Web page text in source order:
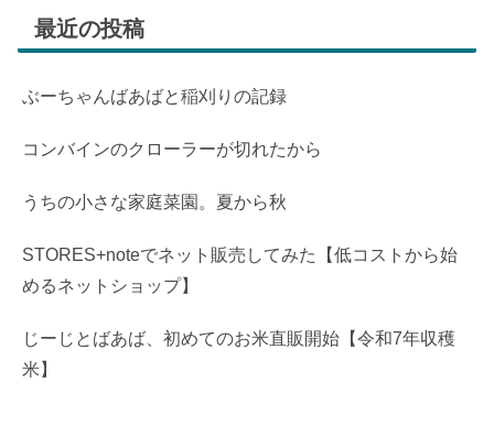
最近の投稿
ぶーちゃんばあばと稲刈りの記録
コンバインのクローラーが切れたから
うちの小さな家庭菜園。夏から秋
STORES+noteでネット販売してみた【低コストから始
めるネットショップ】
じーじとばあば、初めてのお米直販開始【令和7年収穫
米】